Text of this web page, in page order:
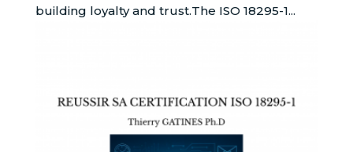
building loyalty and trust.The ISO 18295-1...